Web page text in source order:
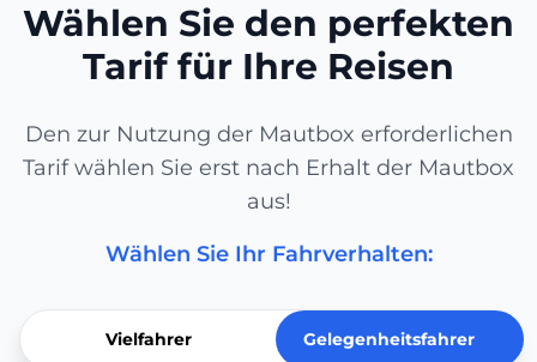
Wählen Sie den perfekten
Tarif für Ihre Reisen
Den zur Nutzung der Mautbox erforderlichen
Tarif wählen Sie erst nach Erhalt der Mautbox
aus!
Wählen Sie Ihr Fahrverhalten:
Vielfahrer Gelegenheitsfahrer